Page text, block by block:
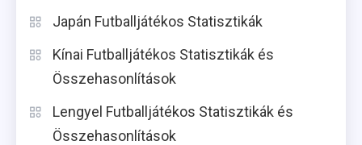
Japán Futballjátékos Statisztikák
Kínai Futballjátékos Statisztikák és
Összehasonlítások
Lengyel Futballjátékos Statisztikák és
Összehasonlítások